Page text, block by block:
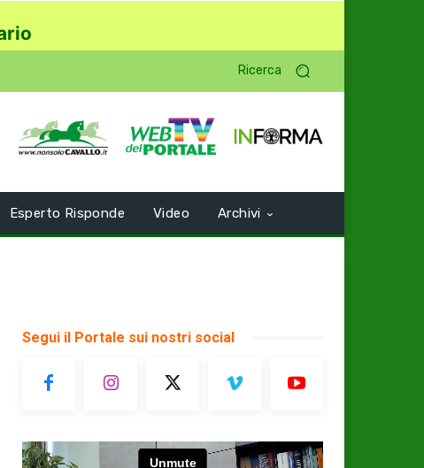
Ricerca
Esperto Risponde Video Archivi
Segui il Portale sui nostri social